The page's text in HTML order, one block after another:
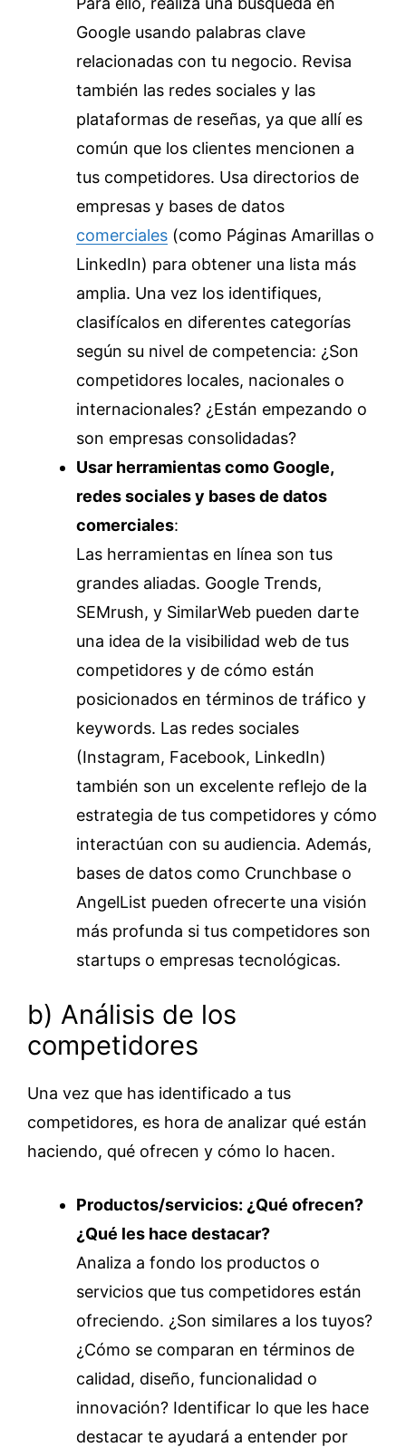
Google usando palabras clave
relacionadas con tu negocio. Revisa
también las redes sociales y las
plataformas de reseñas, ya que allí es
común que los clientes mencionen a
tus competidores. Usa directorios de
empresas y bases de datos
comerciales (como Páginas Amarillas o
LinkedIn) para obtener una lista más
amplia. Una vez los identifiques,
clasifícalos en diferentes categorías
según su nivel de competencia: ¿Son
competidores locales, nacionales o
internacionales? ¿Están empezando o
son empresas consolidadas?
Usar herramientas como Google,
redes sociales y bases de datos
comerciales:
Las herramientas en línea son tus
grandes aliadas. Google Trends,
SEMrush, y SimilarWeb pueden darte
una idea de la visibilidad web de tus
competidores y de cómo están
posicionados en términos de tráfico y
keywords. Las redes sociales
(Instagram, Facebook, LinkedIn)
también son un excelente reflejo de la
estrategia de tus competidores y cómo
interactúan con su audiencia. Además,
bases de datos como Crunchbase o
AngelList pueden ofrecerte una visión
más profunda si tus competidores son
startups o empresas tecnológicas.
b) Análisis de los
competidores
Una vez que has identificado a tus
competidores, es hora de analizar qué están
haciendo, qué ofrecen y cómo lo hacen.
Productos/servicios: ¿Qué ofrecen?
¿Qué les hace destacar?
Analiza a fondo los productos o
servicios que tus competidores están
ofreciendo. ¿Son similares a los tuyos?
¿Cómo se comparan en términos de
calidad, diseño, funcionalidad o
innovación? Identificar lo que les hace
destacar te ayudará a entender por